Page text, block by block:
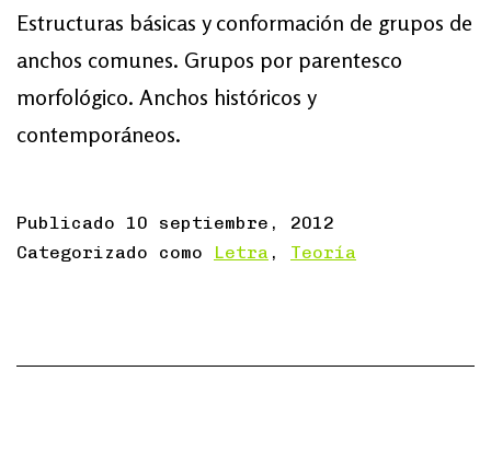
Estructuras básicas y conformación de grupos de
anchos comunes. Grupos por parentesco
morfológico. Anchos históricos y
contemporáneos.
Publicado 10 septiembre, 2012
Categorizado como
Letra , Teoría